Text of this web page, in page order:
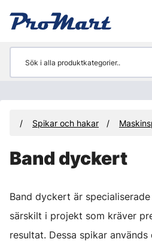
Spikar och hakar
Band dyckert
Band dyckert är
särskilt i projekt som kräver
resultat. Dessa spikar